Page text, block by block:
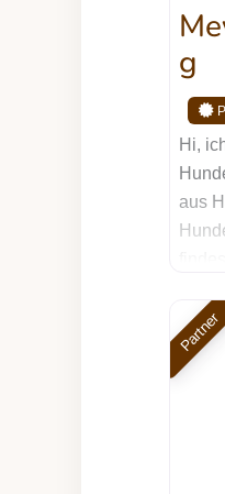
g
Hi,
aus
auf
Mein
Hund
Partner